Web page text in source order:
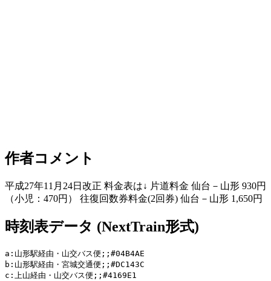
作者コメント
平成27年11月24日改正 料金表は↓ 片道料金 仙台－山形 930円
（小児：470円） 往復回数券料金(2回券) 仙台－山形 1,650円
時刻表データ (NextTrain形式)
a:山形駅経由・山交バス便;;#04B4AE
b:山形駅経由・宮城交通便;;#DC143C
c:上山経由・山交バス便;;#4169E1